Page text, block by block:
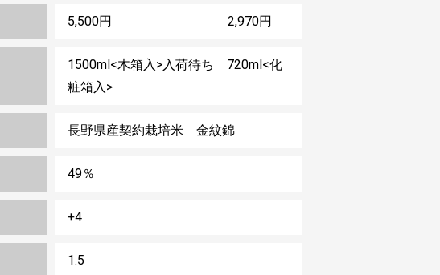
5,500円 2,970円
1500ml<木箱入>入荷待ち 720ml<化
粧箱入>
長野県産契約栽培米 金紋錦
49％
+4
1.5